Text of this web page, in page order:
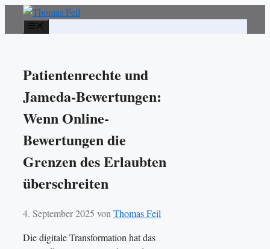
Patientenrechte und
Jameda-Bewertungen:
Wenn Online-
Bewertungen die
Grenzen des Erlaubten
überschreiten
4. September 2025 von Thomas Feil
Die digitale Transformation hat das